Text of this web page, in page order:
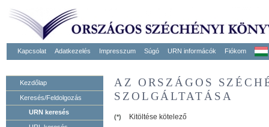
Kapcsolat Adatkezelés Impresszum Súgó URN informácók Fiókom
Kezdőlap
Keresés/Feldolgozás
URN keresés
AZ ORSZÁGOS
SZOLGÁLTATÁSA
(*)
Kitöltése kötelező